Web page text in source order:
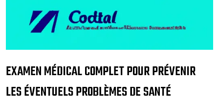
EXAMEN MÉDICAL COMPLET POUR PRÉVENIR
LES ÉVENTUELS PROBLÈMES DE SANTÉ